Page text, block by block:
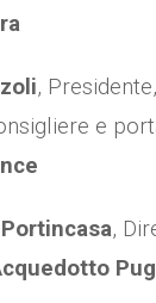
, Presidente,
e
,